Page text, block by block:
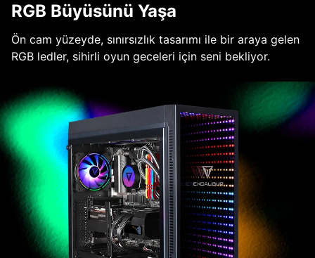
RGB Büyüsünü Yaşa
Ön cam yüzeyde, sınırsızlık tasarımı ile bir araya gelen
RGB ledler, sihirli oyun geceleri için seni bekliyor.